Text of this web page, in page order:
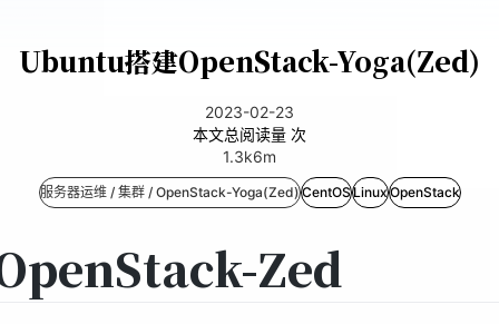
Ubuntu搭建OpenStack-Yoga(Zed)
2023-02-23
本文总阅读量 次
1.3k6m
服务器运维 / 集群 / OpenStack-Yoga(Zed)CentOSLinuxOpenStack
Zed